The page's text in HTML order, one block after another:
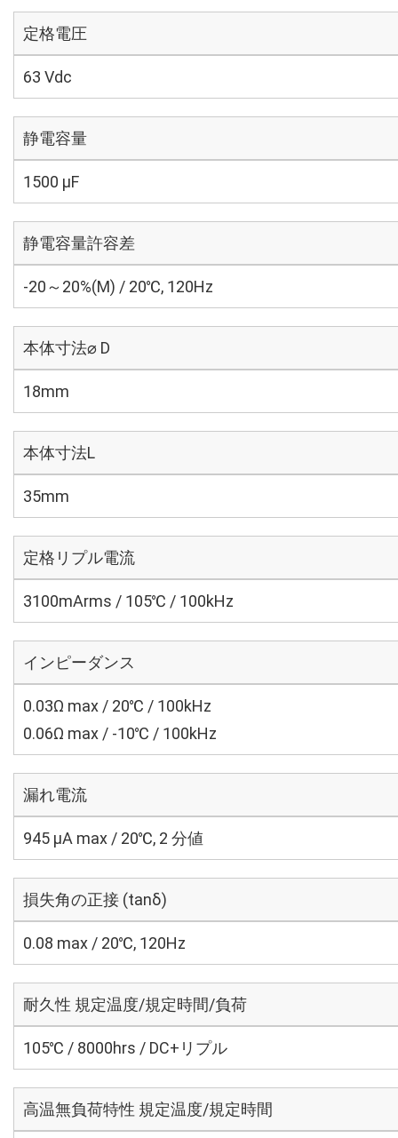
定格電圧
63 Vdc
静電容量
1500 µF
静電容量許容差
-20～20%(M) / 20℃, 120Hz
本体寸法⌀ D
18mm
本体寸法L
35mm
定格リプル電流
3100mArms / 105℃ / 100kHz
インピーダンス
0.03Ω max / 20℃ / 100kHz
0.06Ω max / -10℃ / 100kHz
漏れ電流
945 μA max / 20℃, 2 分値
損失角の正接 (tanδ)
0.08 max / 20℃, 120Hz
耐久性 規定温度/規定時間/負荷
105℃ / 8000hrs / DC+リプル
高温無負荷特性 規定温度/規定時間